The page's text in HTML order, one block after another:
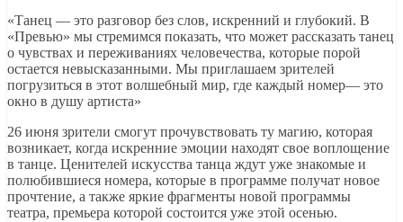
«Танец — это разговор без слов, искренний и глубокий. В
«Превью» мы стремимся показать, что может рассказать танец
о чувствах и переживаниях человечества, которые порой
остается невысказанными. Мы приглашаем зрителей
погрузиться в этот волшебный мир, где каждый номер— это
окно в душу артиста»
26 июня зрители смогут прочувствовать ту магию, которая
возникает, когда искренние эмоции находят свое воплощение
в танце. Ценителей искусства танца ждут уже знакомые и
полюбившиеся номера, которые в программе получат новое
прочтение, а также яркие фрагменты новой программы
театра, премьера которой состоится уже этой осенью.